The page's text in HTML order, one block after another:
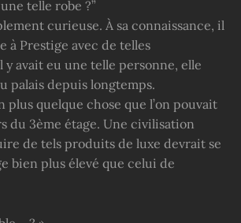
telle robe ?”
curieuse. À sa connaissance, il
à Prestige avec de telles
y avait eu une telle personne, elle
palais depuis longtemps.
plus quelque chose que l’on pouvait
du 3ème étage. Une civilisation
de tels produits de luxe devrait se
bien plus élevé que celui de